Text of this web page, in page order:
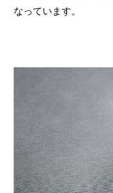
なっています。